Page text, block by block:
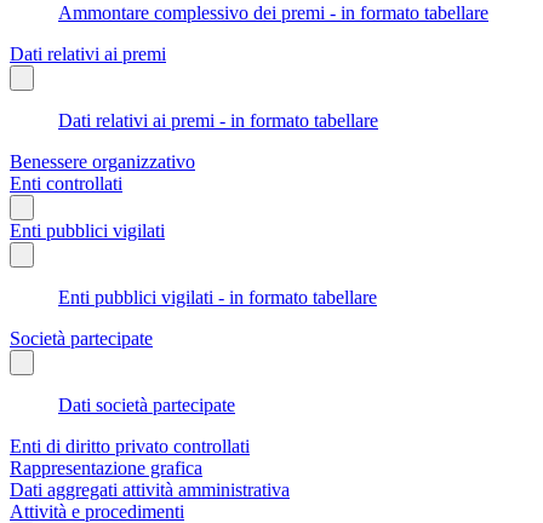
Ammontare complessivo dei premi - in formato tabellare
Dati relativi ai premi
Dati relativi ai premi - in formato tabellare
Benessere organizzativo
Enti controllati
Enti pubblici vigilati
Enti pubblici vigilati - in formato tabellare
Società partecipate
Dati società partecipate
Enti di diritto privato controllati
Rappresentazione grafica
Dati aggregati attività amministrativa
Attività e procedimenti